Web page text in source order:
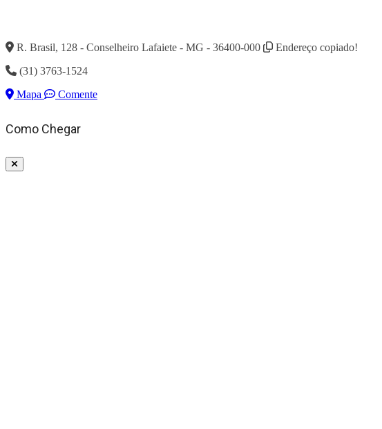
R. Brasil, 128 - Conselheiro Lafaiete - MG - 36400-000
Endereço copiado!
(31) 3763-1524
Mapa
Comente
Como Chegar